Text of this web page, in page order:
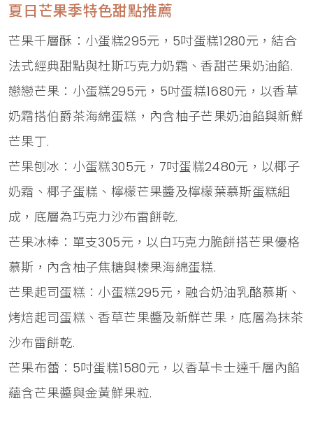
夏日芒果季特色甜點推薦
芒果千層酥：小蛋糕295元，5吋蛋糕1280元，結合
法式經典甜點與杜斯巧克力奶霜、香甜芒果奶油餡.
戀戀芒果：小蛋糕295元，5吋蛋糕1680元，以香草
奶霜搭伯爵茶海綿蛋糕，內含柚子芒果奶油餡與新鮮
芒果丁.
芒果刨冰：小蛋糕305元，7吋蛋糕2480元，以椰子
奶霜、椰子蛋糕、檸檬芒果醬及檸檬葉慕斯蛋糕組
成，底層為巧克力沙布雷餅乾.
芒果冰棒：單支305元，以白巧克力脆餅搭芒果優格
慕斯，內含柚子焦糖與榛果海綿蛋糕.
芒果起司蛋糕：小蛋糕295元，融合奶油乳酪慕斯、
烤焙起司蛋糕、香草芒果醬及新鮮芒果，底層為抹茶
沙布雷餅乾.
芒果布蕾：5吋蛋糕1580元，以香草卡士達千層內餡
蘊含芒果醬與金黃鮮果粒.